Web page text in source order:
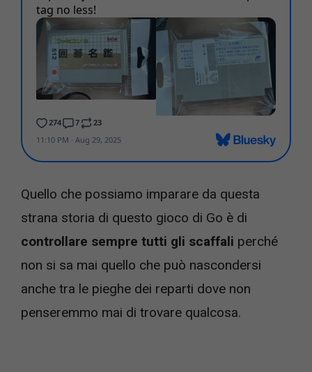
Quello che possiamo imparare da questa
strana storia di questo gioco di Go è di
controllare sempre tutti gli scaffali perché
non si sa mai quello che può nascondersi
anche tra le pieghe dei reparti dove non
penseremmo mai di trovare qualcosa.